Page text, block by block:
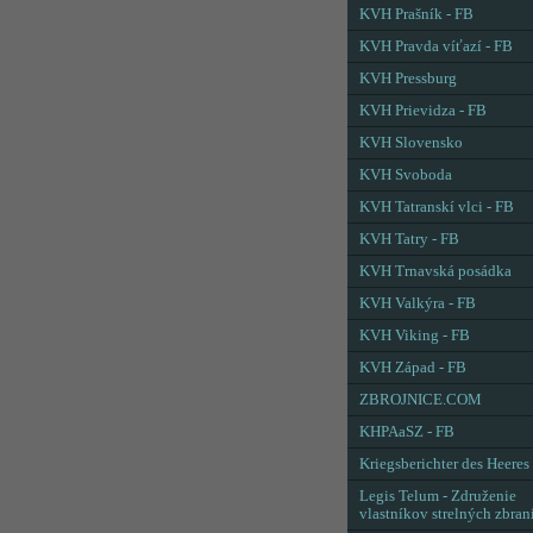
KVH Prašník - FB
KVH Pravda víťazí - FB
KVH Pressburg
KVH Prievidza - FB
KVH Slovensko
KVH Svoboda
KVH Tatranskí vlci - FB
KVH Tatry - FB
KVH Trnavská posádka
KVH Valkýra - FB
KVH Viking - FB
KVH Západ - FB
ZBROJNICE.COM
KHPAaSZ - FB
Kriegsberichter des Heeres
Legis Telum - Združenie
vlastníkov strelných